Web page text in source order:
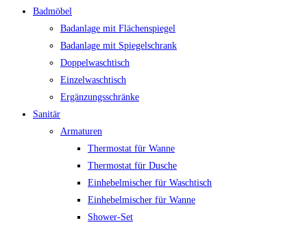
Badmöbel
Badanlage mit Flächenspiegel
Badanlage mit Spiegelschrank
Doppelwaschtisch
Einzelwaschtisch
Ergänzungsschränke
Sanitär
Armaturen
Thermostat für Wanne
Thermostat für Dusche
Einhebelmischer für Waschtisch
Einhebelmischer für Wanne
Shower-Set